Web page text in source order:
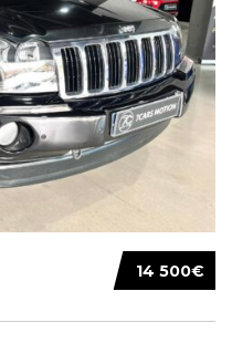
14 500€